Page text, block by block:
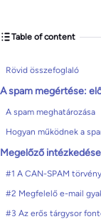
Table of content
Rövid összefoglaló
A spam megértése:
A spam meghatározása
Hogyan működnek a
Megelőző
#1 A CAN-SPAM
#2 Megfelelő e-mail
#3 Az erős tárgysor